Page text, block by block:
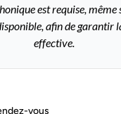
est requise, même
afin de garantir
effective.